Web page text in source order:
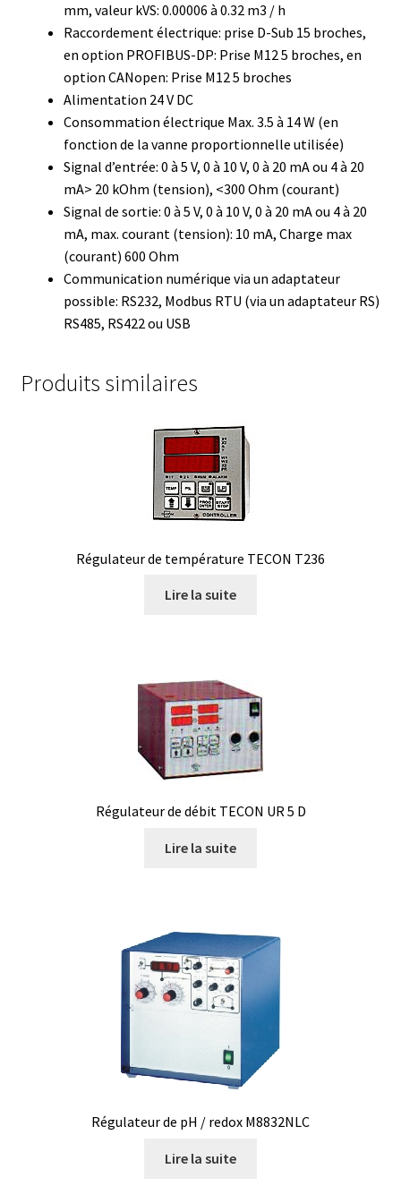
Certificats de calibration de température
Collecteur de fractions
Commande
Compteur de colonies
Conditions générales de vente
Conductivité
Consommable – Culture
Consommable – Distribution de liquides
Consommable – Divers
Cultures de microorganismes anaérobes et microaérobes
Demande de devis
Détermination du point de fusion
Développement d’applications SCADA
Développement d’applications Windows, Android et iOS
mm, valeur kVS: 0.00006 à 0.32 m3 / h
Raccordement électrique: prise D-Sub 15 broches,
en option PROFIBUS-DP: Prise M12 5 broches, en
option CANopen: Prise M12 5 broches
Alimentation 24 V DC
Consommation électrique Max. 3.5 à 14 W (en
fonction de la vanne proportionnelle utilisée)
Signal d’entrée: 0 à 5 V, 0 à 10 V, 0 à 20 mA ou 4 à 20
mA> 20 kOhm (tension), <300 Ohm (courant)
Signal de sortie: 0 à 5 V, 0 à 10 V, 0 à 20 mA ou 4 à 20
mA, max. courant (tension): 10 mA, Charge max
(courant) 600 Ohm
Communication numérique via un adaptateur
possible: RS232, Modbus RTU (via un adaptateur RS)
RS485, RS422 ou USB
Produits similaires
Régulateur de température TECON T236
Lire la suite
Régulateur de débit TECON UR 5 D
Lire la suite
Régulateur de pH / redox M8832NLC
Lire la suite